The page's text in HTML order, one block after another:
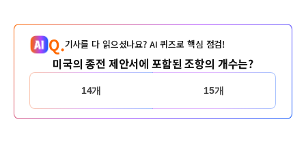
Q.기사를 다 읽으셨나요? AI 퀴즈로 핵심 점검!
미국의 종전 제안서에 포함된 조항의 개수는?
14개 15개